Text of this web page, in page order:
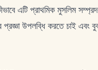
এটি প্রাথমিক মুসলিম
উপলব্ধি করতে চাই